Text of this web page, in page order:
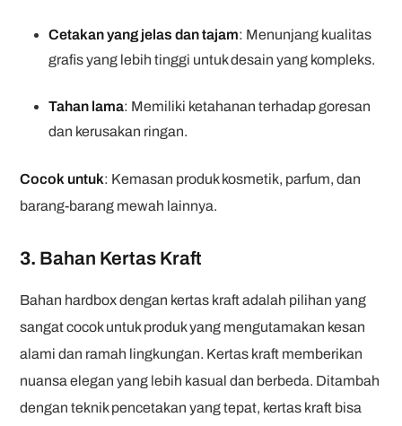
Cetakan yang jelas dan tajam: Menunjang kualitas
grafis yang lebih tinggi untuk desain yang kompleks.
Tahan lama: Memiliki ketahanan terhadap goresan
dan kerusakan ringan.
Cocok untuk: Kemasan produk kosmetik, parfum, dan
barang-barang mewah lainnya.
3. Bahan Kertas Kraft
Bahan hardbox dengan kertas kraft adalah pilihan yang
sangat cocok untuk produk yang mengutamakan kesan
alami dan ramah lingkungan. Kertas kraft memberikan
nuansa elegan yang lebih kasual dan berbeda. Ditambah
dengan teknik pencetakan yang tepat, kertas kraft bisa